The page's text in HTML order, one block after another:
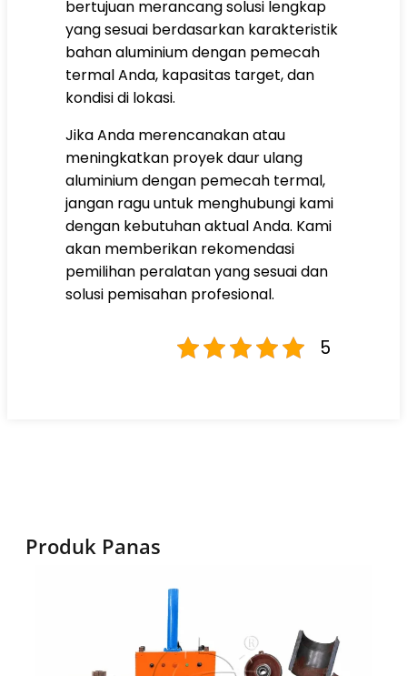
bertujuan merancang solusi lengkap
yang sesuai berdasarkan karakteristik
bahan aluminium dengan pemecah
termal Anda, kapasitas target, dan
kondisi di lokasi.
Jika Anda merencanakan atau
meningkatkan proyek daur ulang
aluminium dengan pemecah termal,
jangan ragu untuk menghubungi kami
dengan kebutuhan aktual Anda. Kami
akan memberikan rekomendasi
pemilihan peralatan yang sesuai dan
solusi pemisahan profesional.
5
Produk Panas